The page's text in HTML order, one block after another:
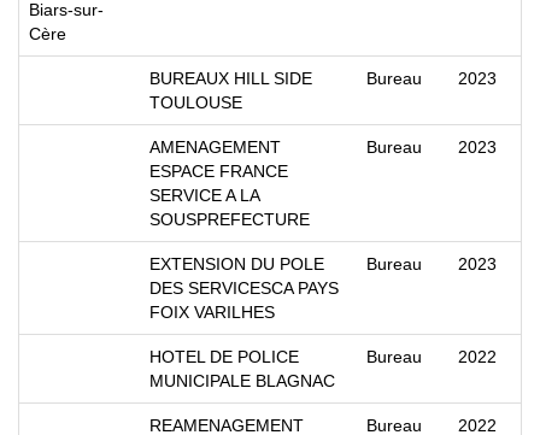
BUREAUX HILL SIDE
TOULOUSE
Bureau 2023
AMENAGEMENT
ESPACE FRANCE
SERVICE A LA
SOUSPREFECTURE
Bureau 2023
EXTENSION DU POLE
DES SERVICESCA PAYS
FOIX VARILHES
Bureau 2023
HOTEL DE POLICE
MUNICIPALE BLAGNAC
Bureau 2022
REAMENAGEMENT Bureau 2022